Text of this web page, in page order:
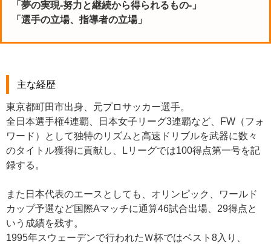
「夢の実現-努力と継続から得られるもの-」
「選手の立場、指導者の立場」
主な経歴
東京都町田市出身、元プロサッカー選手。
全日本選手権4連覇、日本女子リーグ3連覇など、FW（フォ
ワード）として独特のリズムと高速ドリブルを武器に数々
のタイトル獲得に貢献し、Lリーグでは100得点第一号を記
録する。
また日本代表のエースとしても、オリンピック、ワールド
カップ予選など国際Aマッチに通算46試合出場、29得点と
いう成績を残す。
1995年スウェーデンで行われたＷ杯ではベスト8入り、